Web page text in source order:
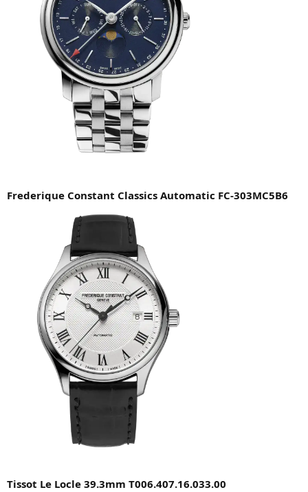
Frederique Constant Classics Automatic FC-303MC5B6
Tissot Le Locle 39.3mm T006.407.16.033.00